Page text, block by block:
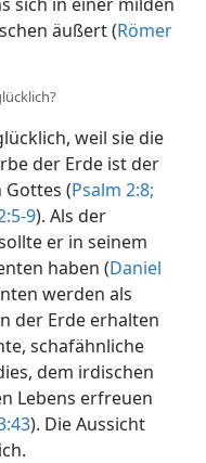
äußert (Römer
weil sie die
der Erde ist der
(Psalm 2:8;
9). Als der
er in seinem
haben (Daniel
werden als
der Erde erhalten
schafähnliche
dem irdischen
Lebens erfreuen
). Die Aussicht